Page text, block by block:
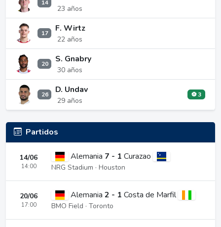
14
23 años
17 F. Wirtz
22 años
20 S. Gnabry
30 años
26 D. Undav
29 años
⚽ 3
Partidos
14/06
14:00
Alemania 7 - 1 Curazao
NRG Stadium · Houston
20/06
17:00
Alemania 2 - 1 Costa de Marfil
BMO Field · Toronto